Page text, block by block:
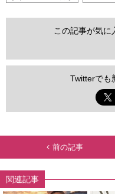
この記事が気に
Twitterでも
前の記事
関連記事